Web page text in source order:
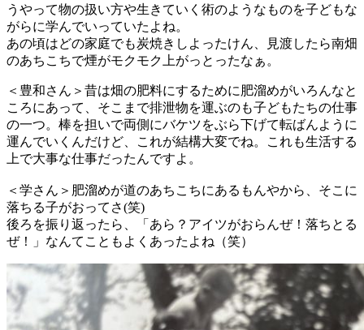
うやって物の扱い方や生きていく術のようなものを子どもな
がらに学んでいっていたよね。
あの頃はどの家庭でも炭焼きしよったけん、見渡したら南畑
のあちこちで煙がモクモク上がっとったなぁ。
＜豊和さん＞昔は畑の肥料にするために肥溜めがいろんなと
ころにあって、そこまで排泄物を運ぶのも子どもたちの仕事
の一つ。棒を担いで両側にバケツをぶら下げて転ばんように
運んでいくんだけど、これが結構大変でね。これも生活する
上で大事な仕事だったんですよ。
＜学さん＞肥溜めが道のあちこちにあるもんやから、そこに
落ちる子がおってさ(笑)
後ろを振り返ったら、「あら？アイツがおらんぜ！落ちとる
ぜ！」なんてこともよくあったよね（笑）